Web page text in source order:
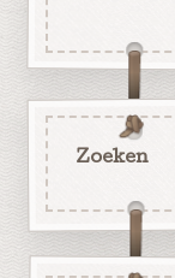
Zoeken